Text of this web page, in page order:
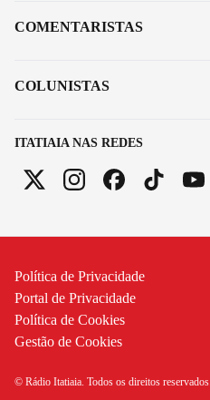
ITATIAIA NAS REDES
COMENTARISTAS
COLUNISTAS
Política de Privacidade
Portal de Privacidade
Política de Cookies
Gestão de Cookies
© Rádio Itatiaia. Todos os direitos reservados.